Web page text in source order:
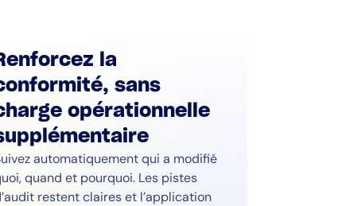
la
sans
opérationnelle
automatiquement qui a modifié
quand et pourquoi. Les pistes
restent claires et l’application